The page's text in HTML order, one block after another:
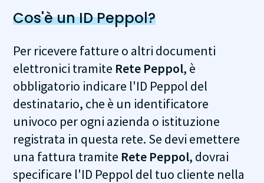
Cos'è un ID Peppol?
Per ricevere fatture o altri documenti
elettronici tramite Rete Peppol, è
obbligatorio indicare l'ID Peppol del
destinatario, che è un identificatore
univoco per ogni azienda o istituzione
registrata in questa rete. Se devi emettere
una fattura tramite Rete Peppol, dovrai
specificare l'ID Peppol del tuo cliente nella